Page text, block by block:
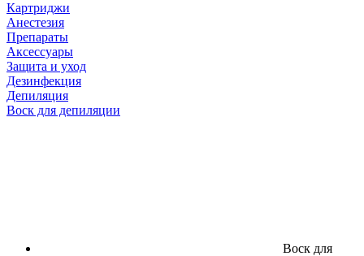
Картриджи
Анестезия
Препараты
Аксессуары
Защита и уход
Дезинфекция
Депиляция
Воск для депиляции
Воск для